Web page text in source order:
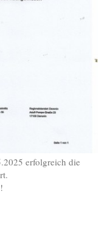
erfolgreich die